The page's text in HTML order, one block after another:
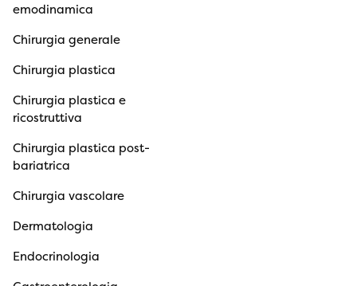
emodinamica
Chirurgia generale
Chirurgia plastica
Chirurgia plastica e
ricostruttiva
Chirurgia plastica post-
bariatrica
Chirurgia vascolare
Dermatologia
Endocrinologia